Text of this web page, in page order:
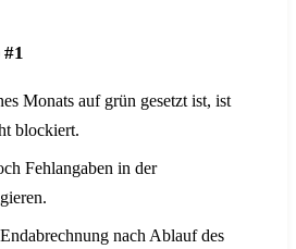
Monats auf grün gesetzt ist, ist
blockiert.
Fehlangaben in der
nach Ablauf des